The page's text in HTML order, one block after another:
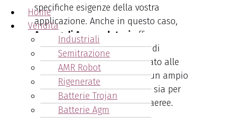
Home
Vendita
Industriali
Semitrazione
AMR Robot
Rigenerate
Batterie Trojan
Batterie Agm
specifiche esigenze della vostra
applicazione. Anche in questo caso,
Arcangeli Accumulatori offre
consulenza specifica sul tipo di
batteria maggiormente indicato alle
tue esigenze. Disponiamo di un ampio
magazzino di batterie Trojan, sia per
golf car che per piattaforme aeree.